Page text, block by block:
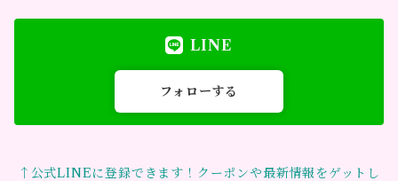
LINE
フォローする
↑公式LINEに登録できます！クーポンや最新情報をゲットし